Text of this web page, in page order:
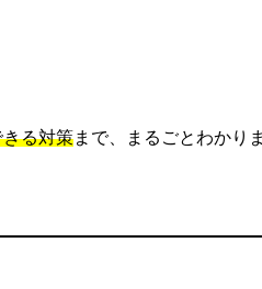
る対策まで、まるごとわかりま